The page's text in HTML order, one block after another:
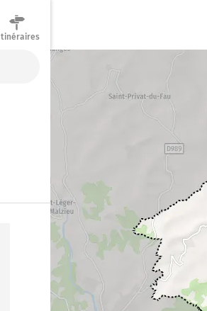
Itinéraires